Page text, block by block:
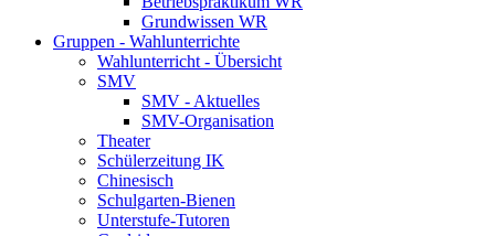
Grundwissen WR
Gruppen - Wahlunterrichte
Wahlunterricht - Übersicht
SMV
SMV - Aktuelles
SMV-Organisation
Theater
Schülerzeitung IK
Chinesisch
Schulgarten-Bienen
Unterstufe-Tutoren